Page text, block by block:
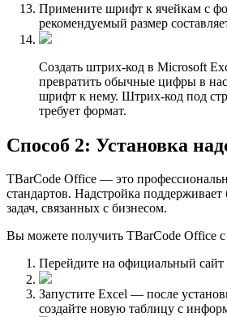
Примените шрифт к ячейкам с
рекомендуемый размер
Создать штрих-код в Microsoft
превратить обычные цифры в
шрифт к нему. Штрих-код под
требует формат.
Способ 2: Установка
TBarCode Office — это
стандартов. Надстройка
задач, связанных с бизнесом.
Вы можете получить TBarCode Office с
Перейдите на официальный сайт
Запустите Excel — после
создайте новую таблицу с